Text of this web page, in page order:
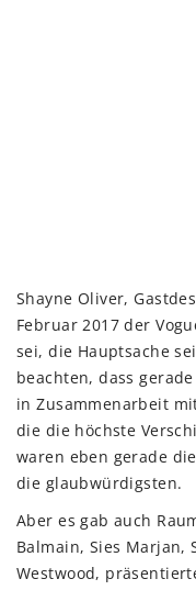
Shayne Oliver,
Februar 2017 der
sei, die Hauptsache
beachten, dass
in Zusammenarbeit
die die höchste
waren eben gerade
die glaubwürdigsten.
Aber es gab auch
Balmain, Sies Marjan,
Westwood,